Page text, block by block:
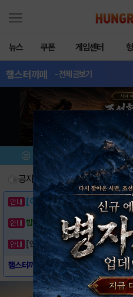
뉴스 쿠폰 게임센터
햄스터까페 - 전체글보기
메뉴 이벤트/미션
공지사항
[이벤트] 웃음으로 매일매일 해피!
밥알이의 헝앱통신 ⑲ “밥알이, 드디
[안내] 헝그리앱 필수 상식! 밥알 획
햄스터까페 다운로드링크